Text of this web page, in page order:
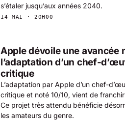
s’étaler jusqu’aux années 2040.
14 MAI · 20H00
Apple dévoile une avancée
l’adaptation d’un chef-
critique
L’adaptation par Apple d’un chef-
critique et noté 10/10, vient de
Ce projet très attendu bénéficie
les amateurs du genre.